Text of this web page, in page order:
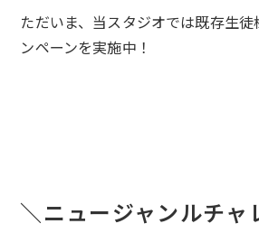
ただいま、当スタジオでは既存生
ンペーンを実施中！
＼ニュージャンルチャ